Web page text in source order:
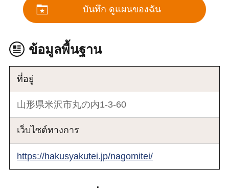
บันทึก ดูแผนของฉัน
ข้อมูลพื้นฐาน
ที่อยู่
山形県米沢市丸の内1-3-60
เว็บไซต์ทางการ
https://hakusyakutei.jp/nagomitei/